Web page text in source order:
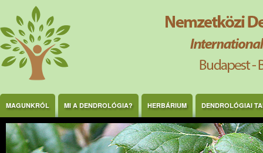
Ugrás a tartalomra
MAGUNKRÓL MI A DENDROLÓGIA? HERBÁRIUM DENDROLÓGIAI